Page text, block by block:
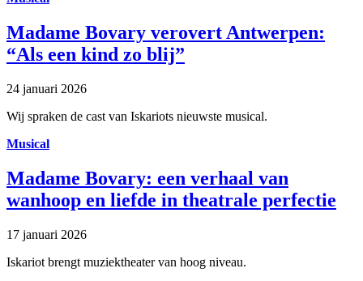
Madame Bovary verovert Antwerpen:
“Als een kind zo blij”
24 januari 2026
Wij spraken de cast van Iskariots nieuwste musical.
Musical
Madame Bovary: een verhaal van
wanhoop en liefde in theatrale perfectie
17 januari 2026
Iskariot brengt muziektheater van hoog niveau.